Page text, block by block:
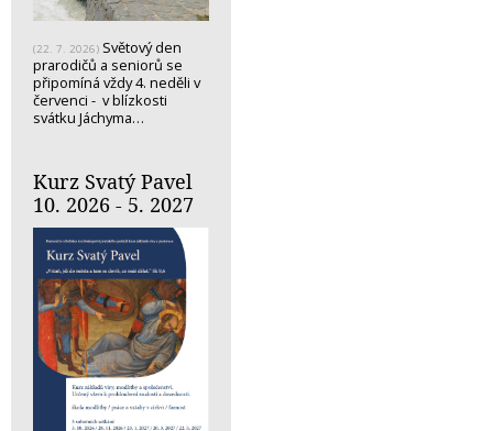
(22. 7. 2026) Světový den
prarodičů a seniorů se
připomíná vždy 4. neděli v
červenci - v blízkosti
svátku Jáchyma…
Kurz Svatý Pavel
10. 2026 - 5. 2027